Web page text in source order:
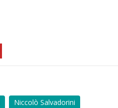
Niccolò Salvadorini